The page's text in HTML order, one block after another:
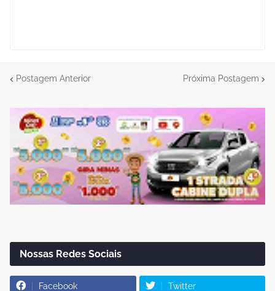
Postagem Anterior Próxima Postagem
Nossas Redes Sociais
Facebook Twitter